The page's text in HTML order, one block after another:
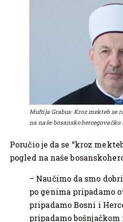
Muftija Grabus: Kroz mekteb se
na naše bosanskohercegovačko
Poručio je da se “kroz
pogled na naše
– Naučimo da smo
po genima pripadamo
pripadamo Bosni i
pripadamo